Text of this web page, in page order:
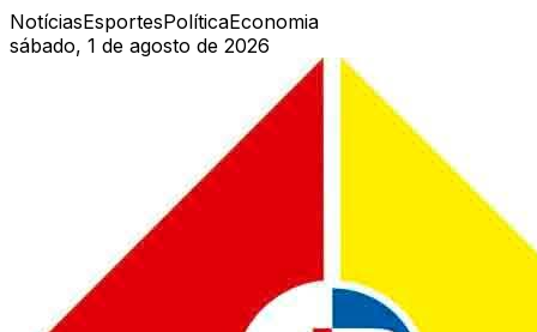
NotíciasEsportesPolíticaEconomia
sábado, 1 de agosto de 2026